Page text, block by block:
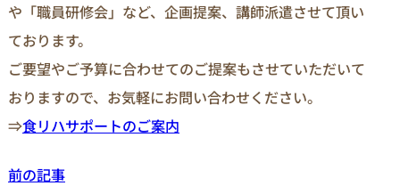
や「職員研修会」など、企画提案、講師派遣させて頂い
ております。
ご要望やご予算に合わせてのご提案もさせていただいて
おりますので、お気軽にお問い合わせください。
⇒食リハサポートのご案内
前の記事